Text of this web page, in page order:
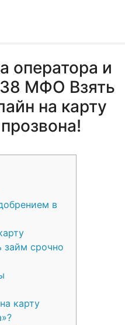
оператора и
МФО Взять
на карту
в
займ срочно
карту